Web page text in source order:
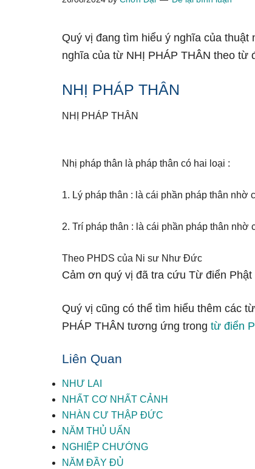
Quý vị đang tìm hiểu ý nghĩa của
nghĩa của từ NHỊ PHÁP THÂN theo từ
NHỊ PHÁP THÂN
NHỊ PHÁP THÂN
Nhị pháp thân là pháp thân có hai loại :
1. Lý pháp thân : là cái phần pháp thân nhờ
2. Trí pháp thân : là cái phần pháp thân nhờ
Theo PHDS của Ni sư Như Đức
Cảm ơn quý vị đã tra cứu Từ điển
Quý vị cũng có thể tìm hiểu thêm các
PHÁP THÂN tương ứng trong từ điển
Liên Quan
NHƯ LAI
NHẤT CƠ NHẤT CẢNH
NHÀN CƯ THẬP ĐỨC
NĂM THỦ UẨN
NGHIỆP CHƯỚNG
NĂM ĐẦY ĐỦ